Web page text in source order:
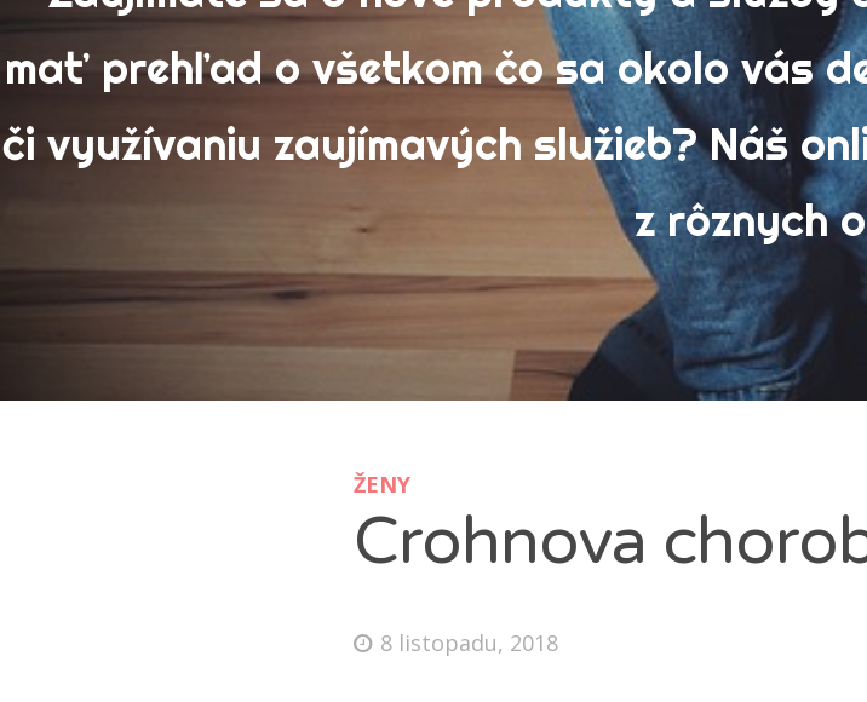
Služby
Technika
Výrobky
Vyhledávání
mať prehľad o všetkom čo sa okolo vás
či využívaniu zaujímavých služieb? Náš
z rôznych
ŽENY
Crohnova
8 listopadu, 2018
Výhody letných táborov
Ťažká téma: eutanázia domáceho